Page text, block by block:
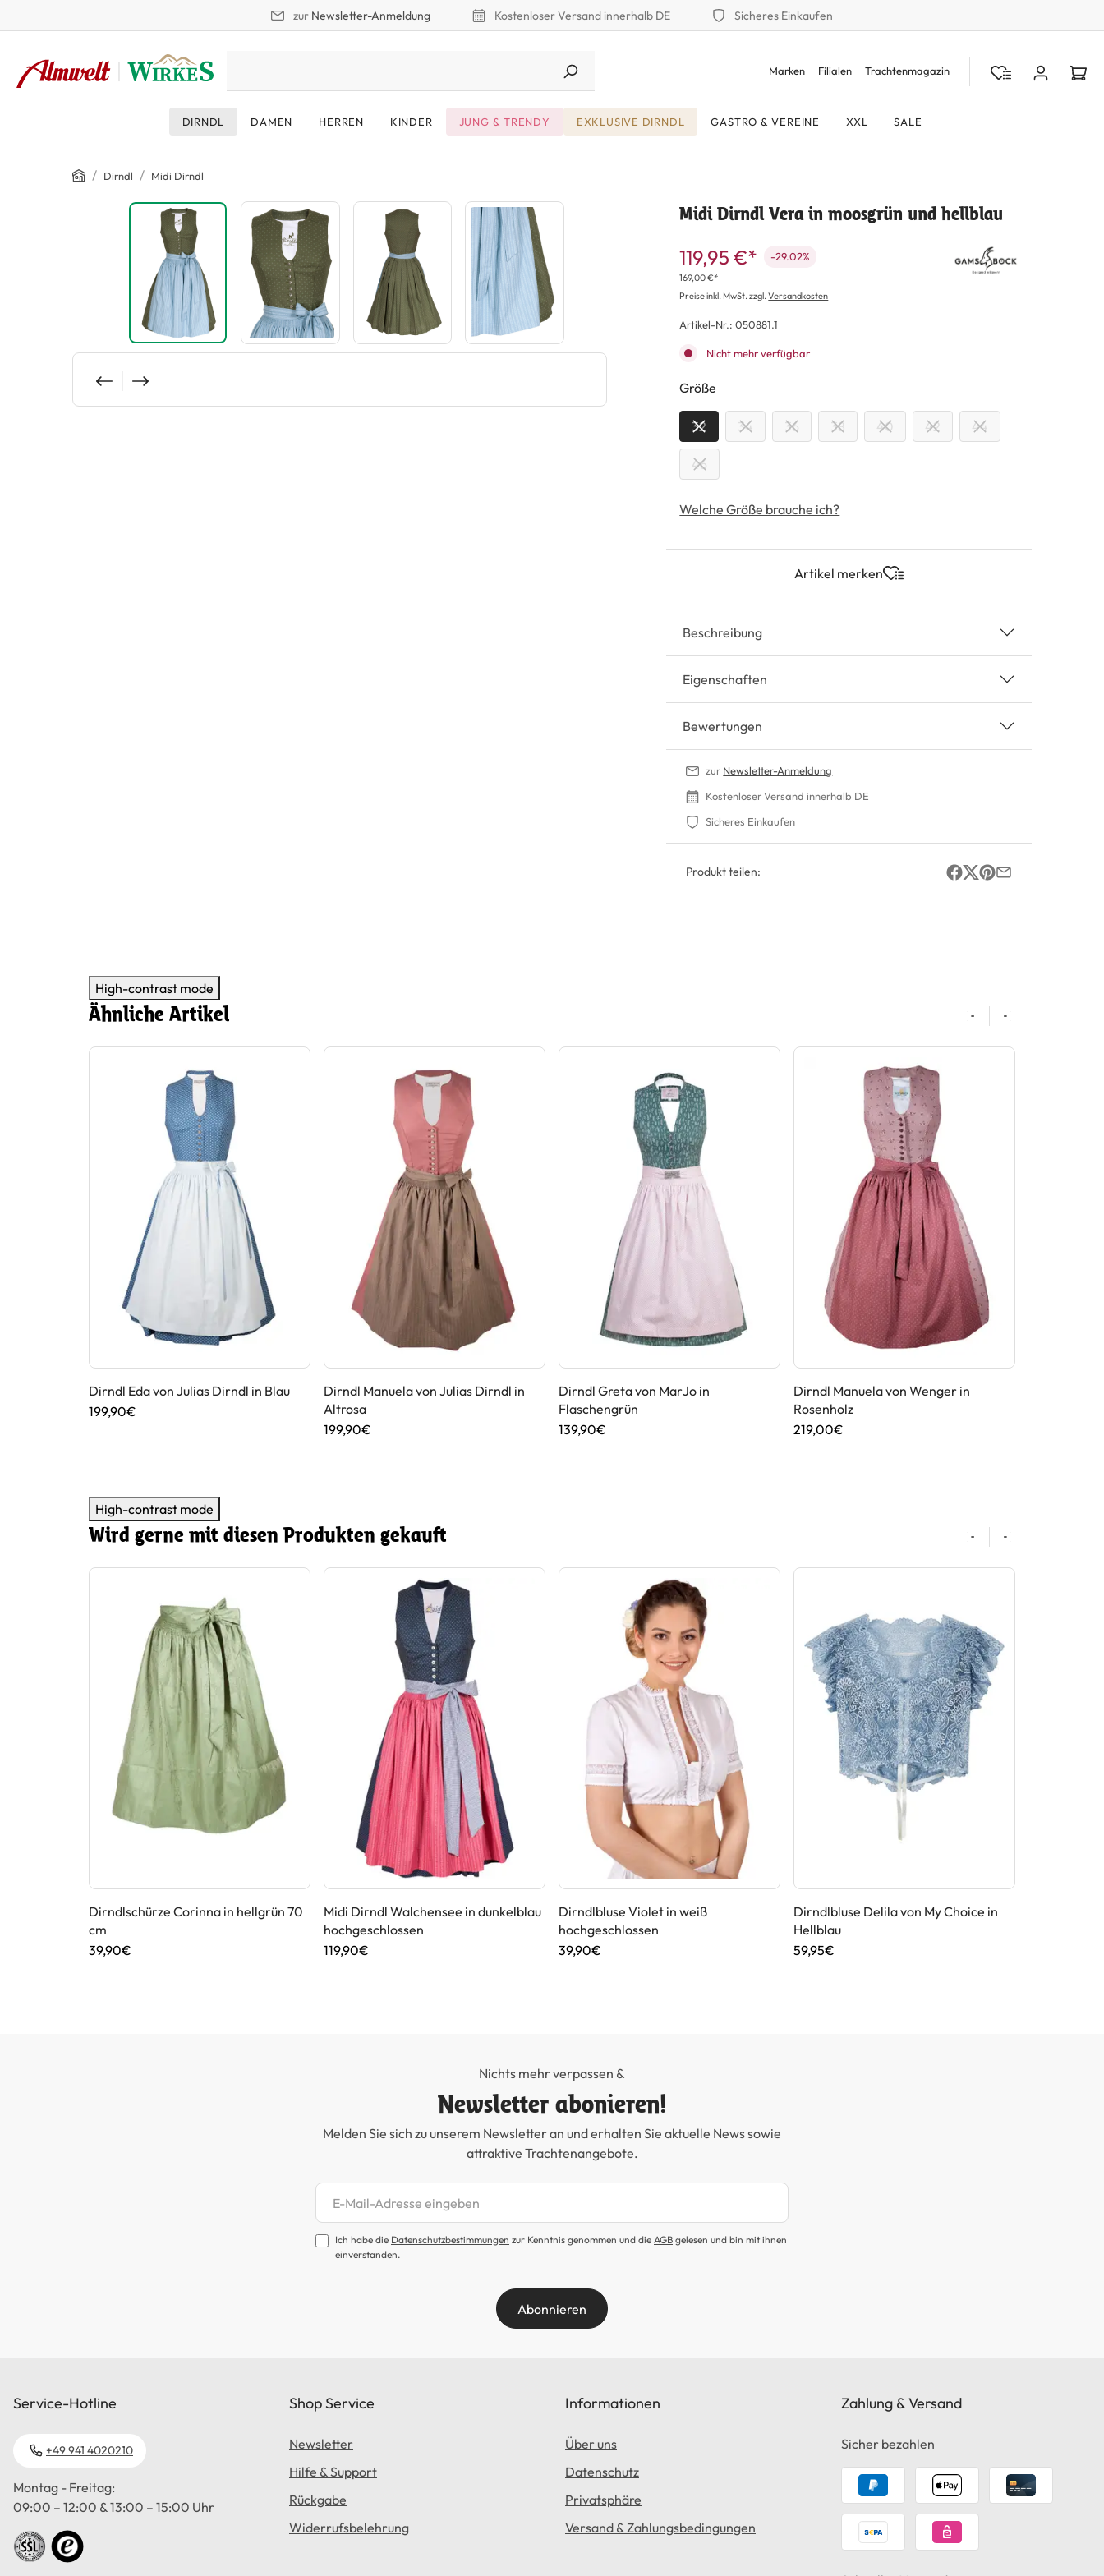
zur Newsletter-Anmeldung Kostenloser Versand innerhalb DE Sicheres Einkaufen
Marken Filialen Trachtenmagazin
DIRNDL DAMEN HERREN KINDER JUNG & TRENDY EXKLUSIVE DIRNDL GASTRO & VEREINE XXL SALE
Home
/ Dirndl / Midi Dirndl
Bildergalerie überspringen Midi Dirndl Vera in moosgrün und hellblau
119,95 €* -29.02%
169,00 €*
Preise inkl. MwSt. zzgl.Versandkosten
Artikel-Nr.:050881.1
Nicht mehr verfügbar
Größe
32 34 36 38 40 42 44
46
Welche Größe brauche ich?
Artikel merken
Beschreibung
Eigenschaften
Bewertungen
zur Newsletter-Anmeldung
Kostenloser Versand innerhalb DE
Sicheres Einkaufen
Produkt teilen:
High-contrast mode
Ähnliche Artikel
Dirndl Eda von Julias Dirndl in Blau
199,90€
Dirndl Manuela von Julias Dirndl in
Altrosa
199,90€
Dirndl Greta von MarJo in
Flaschengrün
139,90€
Dirndl Manuela von Wenger in
Rosenholz
219,00€
High-contrast mode
Wird gerne mit diesen Produkten gekauft
Dirndlschürze Corinna in hellgrün 70
cm
39,90€
Midi Dirndl Walchensee in dunkelblau
hochgeschlossen
119,90€
Dirndlbluse Violet in weiß
hochgeschlossen
39,90€
Dirndlbluse Delila von My Choice in
Hellblau
59,95€
Nichts mehr verpassen &
Newsletter abonieren!
Melden Sie sich zu unserem Newsletter an und erhalten Sie aktuelle News sowie
attraktive Trachtenangebote.
Newsletter abonnieren
Ich habe die Datenschutzbestimmungen zur Kenntnis genommen und die AGB gelesen und bin mit ihnen
einverstanden.
Abonnieren
Service-Hotline
+49 941 4020210
Montag - Freitag:
09:00 – 12:00 & 13:00 – 15:00 Uhr
Shop Service
Newsletter
Hilfe & Support
Rückgabe
Widerrufsbelehrung
Informationen
Über uns
Datenschutz
Privatsphäre
Versand & Zahlungsbedingungen
Zahlung & Versand
Sicher bezahlen